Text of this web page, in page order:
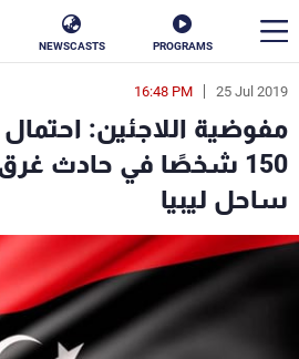
PROGRAMS
NEWSCASTS
25 Jul 2019
16:48 PM
مفوضية اللاجئين:
150 شخصًا في حادث
ساحل ليبيا
en
الأخبار
سياسة
إقتصاد فن